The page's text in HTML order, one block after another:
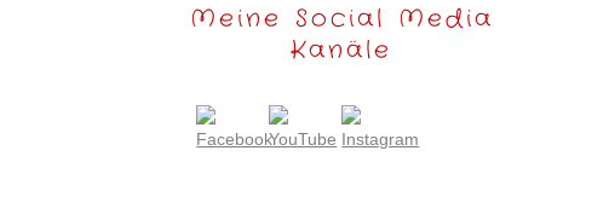
Meine Social Media
Kanäle